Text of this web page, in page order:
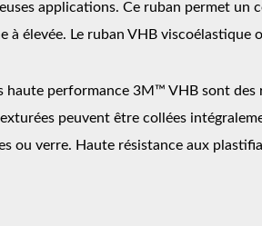
applications. Ce ruban permet
à élevée. Le ruban VHB
haute performance 3M™ VHB sont
peuvent être collées
ou verre. Haute résistance aux